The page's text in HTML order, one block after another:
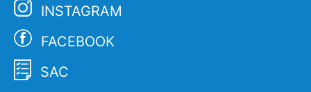
INSTAGRAM
FACEBOOK
SAC